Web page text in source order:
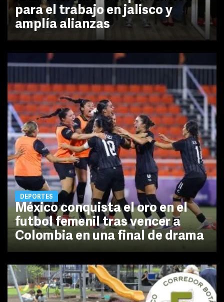
para el trabajo en jalisco y
amplía alianzas
DEPORTES
México conquista el oro en el
futbol femenil tras vencer a
Colombia en una final de drama